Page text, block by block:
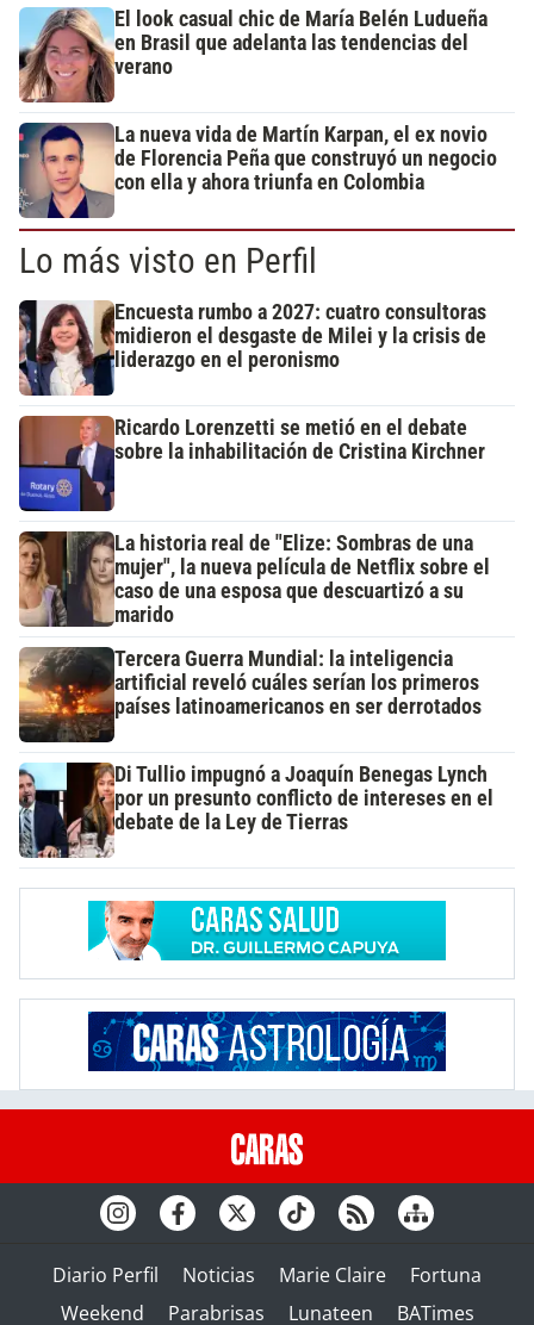
El look casual chic de María Belén Ludueña
en Brasil que adelanta las tendencias del
verano
La nueva vida de Martín Karpan, el ex novio
de Florencia Peña que construyó un negocio
con ella y ahora triunfa en Colombia
Lo más visto en Perfil
Encuesta rumbo a 2027: cuatro consultoras
midieron el desgaste de Milei y la crisis de
liderazgo en el peronismo
Ricardo Lorenzetti se metió en el debate
sobre la inhabilitación de Cristina Kirchner
La historia real de "Elize: Sombras de una
mujer", la nueva película de Netflix sobre el
caso de una esposa que descuartizó a su
marido
Tercera Guerra Mundial: la inteligencia
artificial reveló cuáles serían los primeros
países latinoamericanos en ser derrotados
Di Tullio impugnó a Joaquín Benegas Lynch
por un presunto conflicto de intereses en el
debate de la Ley de Tierras
Diario Perfil Noticias Marie Claire
Fortuna
Weekend
Parabrisas Lunateen BATimes